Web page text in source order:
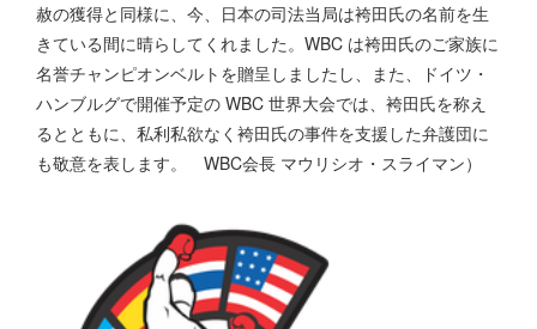
赦の獲得と同様に、今、日本の司法当局は袴田氏の名前を生
きている間に晴らしてくれました。WBC は袴田氏のご家族に
名誉チャンピオンベルトを贈呈しましたし、また、ドイツ・
ハンブルグで開催予定の WBC 世界大会では、袴田氏を称え
るとともに、私利私欲なく袴田氏の事件を支援した弁護団に
も敬意を表します。 WBC会長 マウリシオ・スライマン）